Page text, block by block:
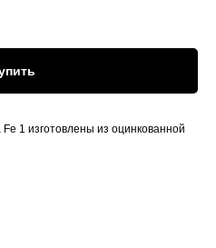
1 изготовлены из оцинкованной